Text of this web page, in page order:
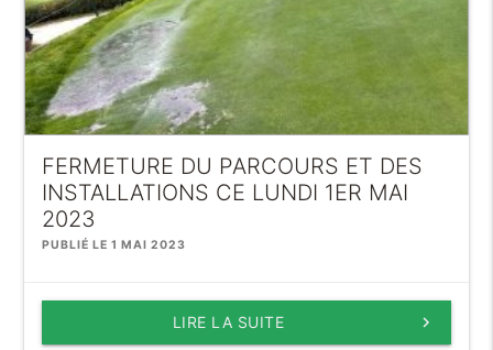
FERMETURE DU PARCOURS ET DES
INSTALLATIONS CE LUNDI 1ER MAI
2023
PUBLIÉ LE 1 MAI 2023
keyboard_arrow_right
LIRE LA SUITE